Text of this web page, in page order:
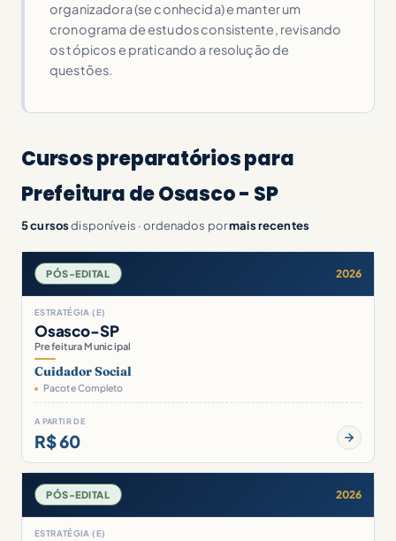
organizadora (se conhecida) e manter um
cronograma de estudos consistente, revisando
os tópicos e praticando a resolução de
questões.
Cursos preparatórios para
Prefeitura de Osasco - SP
5 cursosdisponíveis · ordenados pormais recentes
PÓS-EDITAL 2026
ESTRATÉGIA (E)
Osasco-SP
Prefeitura Municipal
Cuidador Social
Pacote Completo
A PARTIR DE
R$ 60
PÓS-EDITAL 2026
ESTRATÉGIA (E)